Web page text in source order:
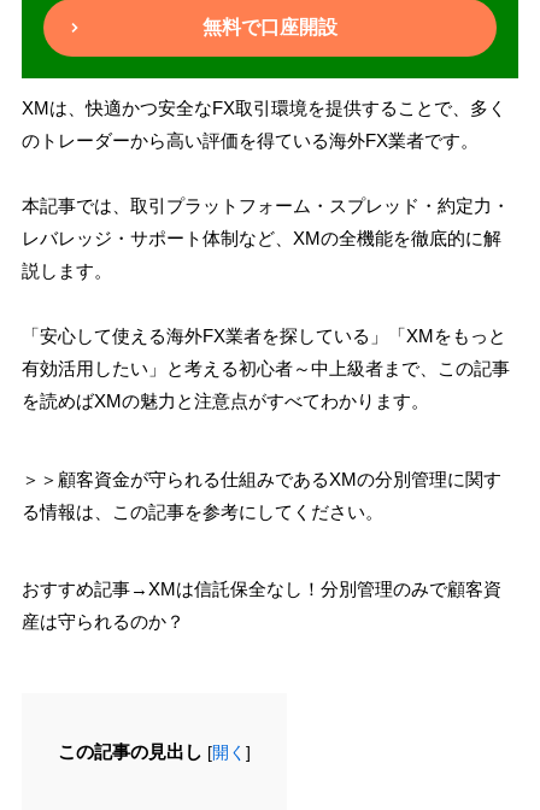
無料で口座開設
XMは、快適かつ安全なFX取引環境を提供することで、多く
のトレーダーから高い評価を得ている海外FX業者です。
本記事では、取引プラットフォーム・スプレッド・約定力・
レバレッジ・サポート体制など、XMの全機能を徹底的に解
説します。
「安心して使える海外FX業者を探している」「XMをもっと
有効活用したい」と考える初心者～中上級者まで、この記事
を読めばXMの魅力と注意点がすべてわかります。
＞＞顧客資金が守られる仕組みであるXMの分別管理に関す
る情報は、この記事を参考にしてください。
おすすめ記事→XMは信託保全なし！分別管理のみで顧客資
産は守られるのか？
この記事の見出し [開く ]